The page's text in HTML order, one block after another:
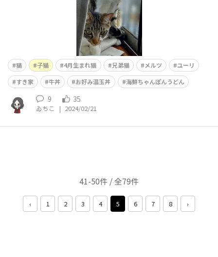
猫 子猫 4月生まれ猫 兄弟猫 メルツ
ユーリ
すき家
牛丼 お好み温玉丼 海鮮ちゃんぽんうどん
9 35
ゐちこ | 2024/02/21
41-50件 / 全79件
‹ 1 2 3 4 5 6 7 8 ›